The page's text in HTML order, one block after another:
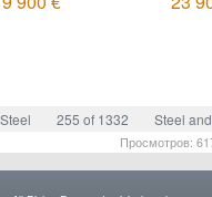
Steel 255 of 1332 Steel
Просмотров: